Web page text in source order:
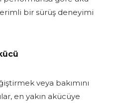
bir sürüş deneyimi
veya bakımını
en yakın akücüye